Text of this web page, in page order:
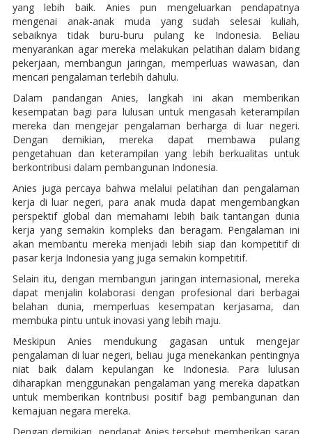
yang lebih baik. Anies pun mengeluarkan pendapatnya
mengenai anak-anak muda yang sudah selesai kuliah,
sebaiknya tidak buru-buru pulang ke Indonesia. Beliau
menyarankan agar mereka melakukan pelatihan dalam bidang
pekerjaan, membangun jaringan, memperluas wawasan, dan
mencari pengalaman terlebih dahulu.
Dalam pandangan Anies, langkah ini akan memberikan
kesempatan bagi para lulusan untuk mengasah keterampilan
mereka dan mengejar pengalaman berharga di luar negeri.
Dengan demikian, mereka dapat membawa pulang
pengetahuan dan keterampilan yang lebih berkualitas untuk
berkontribusi dalam pembangunan Indonesia.
Anies juga percaya bahwa melalui pelatihan dan pengalaman
kerja di luar negeri, para anak muda dapat mengembangkan
perspektif global dan memahami lebih baik tantangan dunia
kerja yang semakin kompleks dan beragam. Pengalaman ini
akan membantu mereka menjadi lebih siap dan kompetitif di
pasar kerja Indonesia yang juga semakin kompetitif.
Selain itu, dengan membangun jaringan internasional, mereka
dapat menjalin kolaborasi dengan profesional dari berbagai
belahan dunia, memperluas kesempatan kerjasama, dan
membuka pintu untuk inovasi yang lebih maju.
Meskipun Anies mendukung gagasan untuk mengejar
pengalaman di luar negeri, beliau juga menekankan pentingnya
niat baik dalam kepulangan ke Indonesia. Para lulusan
diharapkan menggunakan pengalaman yang mereka dapatkan
untuk memberikan kontribusi positif bagi pembangunan dan
kemajuan negara mereka.